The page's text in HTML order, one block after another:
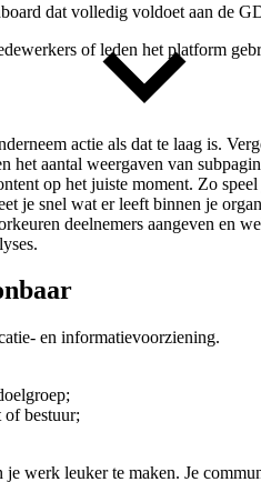
dat volledig voldoet aan de
of leden het platform
actie als dat te laag is.
aantal weergaven van
op het juiste moment. Zo
je snel wat er leeft binnen je
deelnemers aangeven en
en informatievoorziening.
bestuur;
werk leuker te maken. Je